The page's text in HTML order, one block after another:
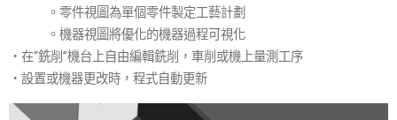
。零件視圖為單個零件製定工藝計劃
。機器視圖將優化的機器過程可視化
・在“銑削”機台上自由編輯銑削，車削或機上量測工序
・設置或機器更改時，程式自動更新